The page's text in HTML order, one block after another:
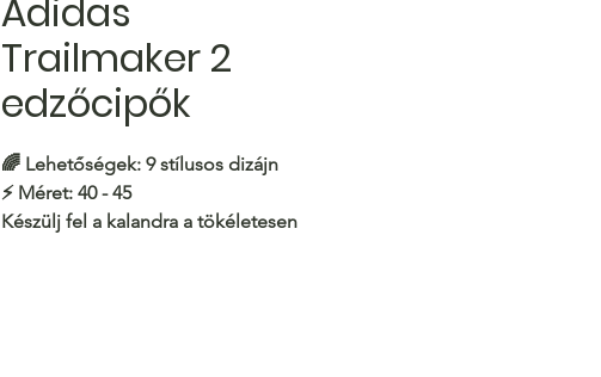
Adidas
Trailmaker 2
edzőcipők
🌈 Lehetőségek: 9 stílusos dizájn
⚡️ Méret: 40 - 45
Készülj fel a kalandra a tökéletesen